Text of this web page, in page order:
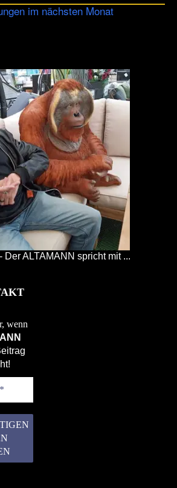
im nächsten Monat
Der ALTAMANN spricht mit ...
wenn